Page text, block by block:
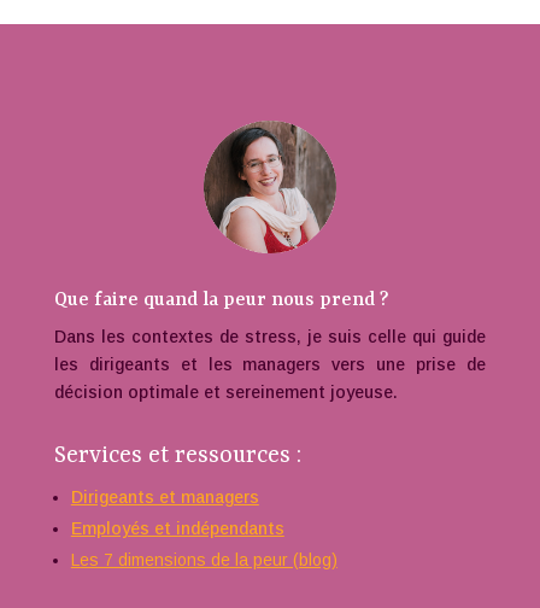
Que faire quand la peur nous prend ?
Dans les contextes de stress, je suis celle qui guide
les dirigeants et les managers vers une prise de
décision optimale et sereinement joyeuse.
Services et ressources :
Dirigeants et managers
Employés et indépendants
Les 7 dimensions de la peur (blog)